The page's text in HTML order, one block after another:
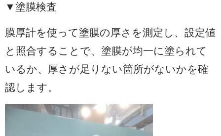
▼塗膜検査
膜厚計を使って塗膜の厚さを測定し、設定値
と照合することで、塗膜が均一に塗られて
いるか、厚さが足りない箇所がないかを確
認します。